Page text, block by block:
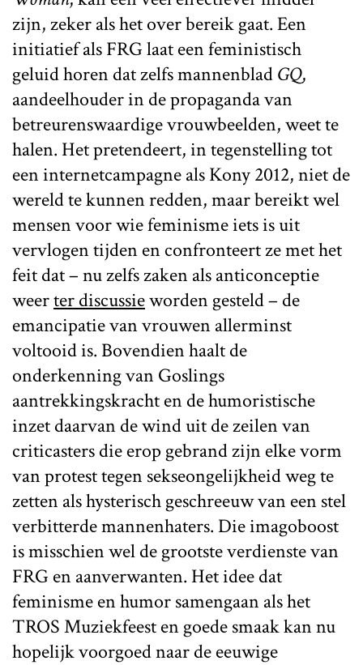
zijn, zeker als het over bereik gaat. Een
initiatief als FRG laat een feministisch
geluid horen dat zelfs mannenbladGQ,
aandeelhouder in de propaganda van
betreurenswaardige vrouwbeelden, weet te
halen. Het pretendeert, in tegenstelling tot
een internetcampagne als Kony 2012, niet de
wereld te kunnen redden, maar bereikt wel
mensen voor wie feminisme iets is uit
vervlogen tijden en confronteert ze met het
feit dat – nu zelfs zaken als anticonceptie
weerter discussieworden gesteld – de
emancipatie van vrouwen allerminst
voltooid is. Bovendien haalt de
onderkenning van Goslings
aantrekkingskracht en de humoristische
inzet daarvan de wind uit de zeilen van
criticasters die erop gebrand zijn elke vorm
van protest tegen sekseongelijkheid weg te
zetten als hysterisch geschreeuw van een stel
verbitterde mannenhaters. Die imagoboost
is misschien wel de grootste verdienste van
FRG en aanverwanten. Het idee dat
feminisme en humor samengaan als het
TROS Muziekfeest en goede smaak kan nu
hopelijk voorgoed naar de eeuwige